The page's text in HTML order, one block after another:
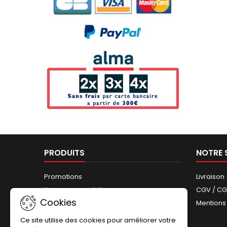
PRODUITS
Promotions
Nouveaux produits
Meilleures ventes
Plan du site
NOTRE
Livraison
CGV /
Cookies
Ce site utilise des cookies pour améliorer votre